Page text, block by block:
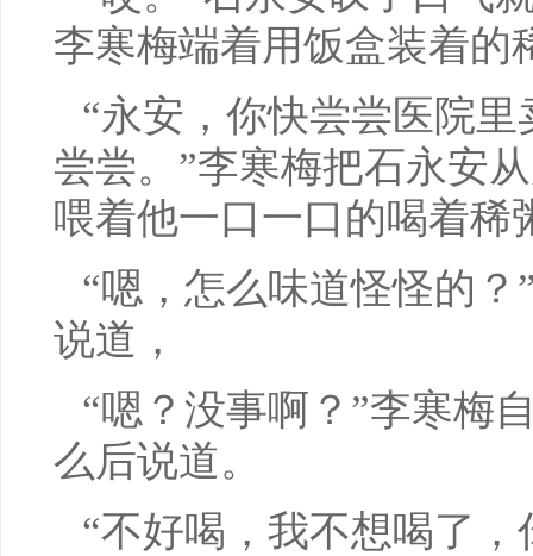
李寒梅端着用饭盒装着的
“永安，你快尝尝医院
尝尝。”李寒梅把石永安
喂着他一口一口的喝着稀
“嗯，怎么味道怪怪的
说道，
“嗯？没事啊？”李寒梅
么后说道。
“不好喝，我不想喝了